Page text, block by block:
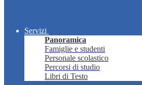
Servizi
Panoramica
Famiglie e studenti
Personale scolastico
Percorsi di studio
Libri di Testo